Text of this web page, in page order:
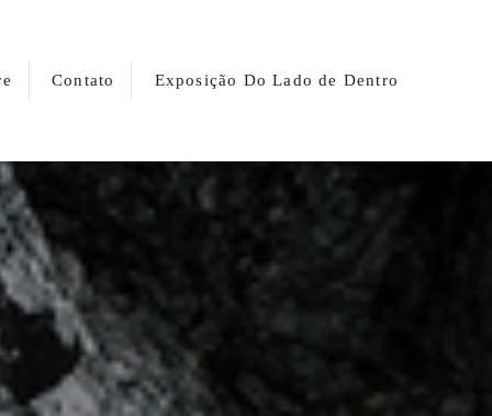
Contato Exposição Do Lado de Dentro